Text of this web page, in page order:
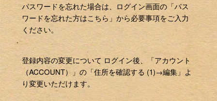
パスワードを忘れた場合は、ログイン画面の「パス
ワードを忘れた方はこちら」から必要事項をご入力
ください。
登録内容の変更について ログイン後、「アカウント
（ACCOUNT）」の「住所を確認する (1)→編集」よ
り変更いただけます。